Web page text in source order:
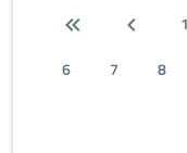
1
6
7 8